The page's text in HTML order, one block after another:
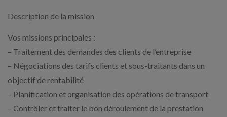
Description de la mission
Vos missions principales :
– Traitement des demandes des clients de l’entreprise
– Négociations des tarifs clients et sous-traitants dans un
objectif de rentabilité
– Planification et organisation des opérations de transport
– Contrôler et traiter le bon déroulement de la prestation